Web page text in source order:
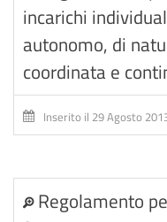
incarichi
autonomo, di
coordinata e
Inserito il 29 Agosto
Regolamento